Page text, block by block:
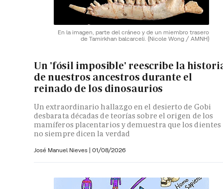
En la imagen, parte del cráneo y de un miembro trasero
de Tamirkhan balcarceli. (Nicole Wong / AMNH)
Un 'fósil imposible' reescribe la
de nuestros ancestros durante el
reinado de los dinosaurios
Un extraordinario hallazgo en el desierto de Gobi
desbarata décadas de teorías sobre el origen de los
mamíferos placentarios y demuestra que los dientes
no siempre dicen la verdad
José Manuel Nieves | 01/08/2026